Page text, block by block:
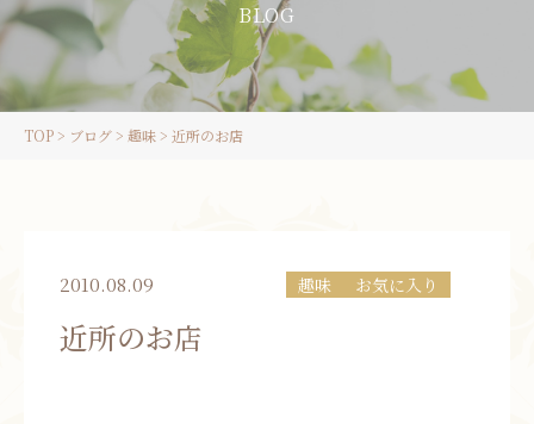
スクール受講生の方へ
お問い合わせ
BLOG
TOP> ブログ> 趣味> 近所のお店
2010.08.09 趣味 お気に入り
近所のお店